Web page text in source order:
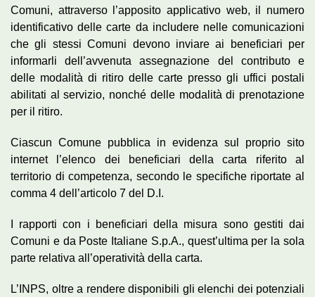
Comuni, attraverso l’apposito applicativo web, il numero
identificativo delle carte da includere nelle comunicazioni
che gli stessi Comuni devono inviare ai beneficiari per
informarli dell’avvenuta assegnazione del contributo e
delle modalità di ritiro delle carte presso gli uffici postali
abilitati al servizio, nonché delle modalità di prenotazione
per il ritiro.
Ciascun Comune pubblica in evidenza sul proprio sito
internet l’elenco dei beneficiari della carta riferito al
territorio di competenza, secondo le specifiche riportate al
comma 4 dell’articolo 7 del D.I.
I rapporti con i beneficiari della misura sono gestiti dai
Comuni e da Poste Italiane S.p.A., quest’ultima per la sola
parte relativa all’operatività della carta.
L’INPS, oltre a rendere disponibili gli elenchi dei potenziali